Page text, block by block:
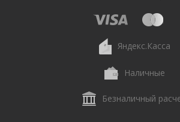
Яндекс.Касса
Наличные
Безналичный